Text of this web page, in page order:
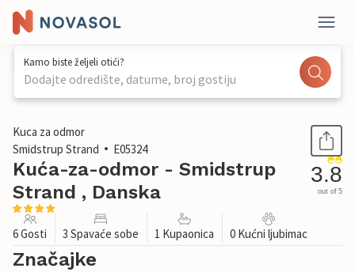
Kamo biste željeli otići?
Dodajte odredište, datume, broj gostiju
1 / 26
Kuca za odmor
Smidstrup Strand
E05324
Kuća-za-odmor - Smidstrup
Strand , Danska
3.8
out of 5
6 Gosti 3 Spavaće sobe 1 Kupaonica 0 Kućni ljubimac
Značajke